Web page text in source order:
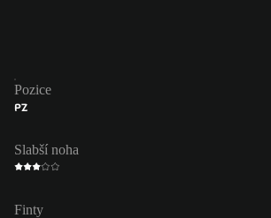
Pozice
PZ
Slabší noha
Finty